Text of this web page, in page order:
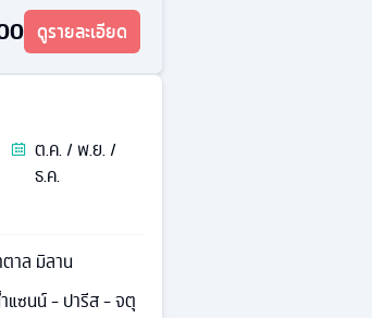
ดูรายละเอียด
ต.ค. / พ.ย. /
ธ.ค.
ฟรา บ่อหมีสีน้ำตาล มิลาน
แซนน์ - ปารีส - จตุ